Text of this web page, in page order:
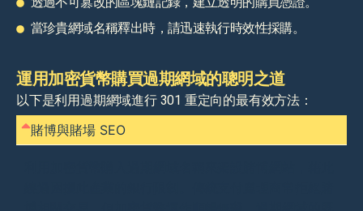
當珍貴網域名稱釋出時，請迅速執行時效性採購。
運用加密貨幣購買過期網域的聰明之道
以下是利用過期網域進行 301 重定向的最有效方法：
賭博與賭場 SEO